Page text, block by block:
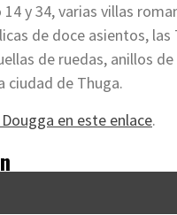
y 34, varias villas
de doce asientos,
de ruedas, anillos
ciudad de Thuga.
en este enlace.